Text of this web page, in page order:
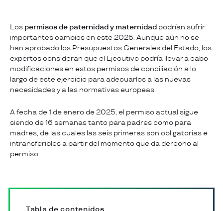
Los permisos de paternidad y maternidad podrían sufrir
importantes cambios en este 2025. Aunque aún no se
han aprobado los Presupuestos Generales del Estado, los
expertos consideran que el Ejecutivo podría llevar a cabo
modificaciones en estos permisos de conciliación a lo
largo de este ejercicio para adecuarlos a las nuevas
necesidades y a las normativas europeas.
A fecha de 1 de enero de 2025, el permiso actual sigue
siendo de 16 semanas tanto para padres como para
madres, de las cuales las seis primeras son obligatorias e
intransferibles a partir del momento que da derecho al
permiso.